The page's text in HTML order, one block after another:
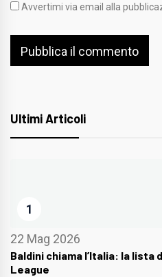
Avvertimi via email alla
Ultimi Articoli
1
22 Mag 2026
Baldini chiama l’Italia: la
League